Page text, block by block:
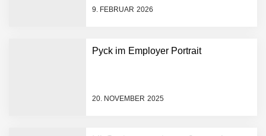
9. FEBRUAR 2026
Pyck im Employer Portrait
20. NOVEMBER 2025
FiniteNow ermöglicht
Entwicklungsprozesse